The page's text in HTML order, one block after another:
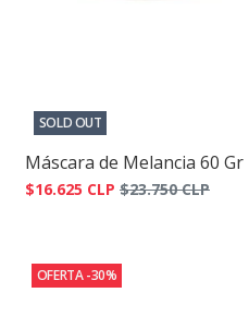
SOLD OUT
Máscara de Melancia 60 Gr
$16.625 CLP $23.750 CLP
OFERTA -30%